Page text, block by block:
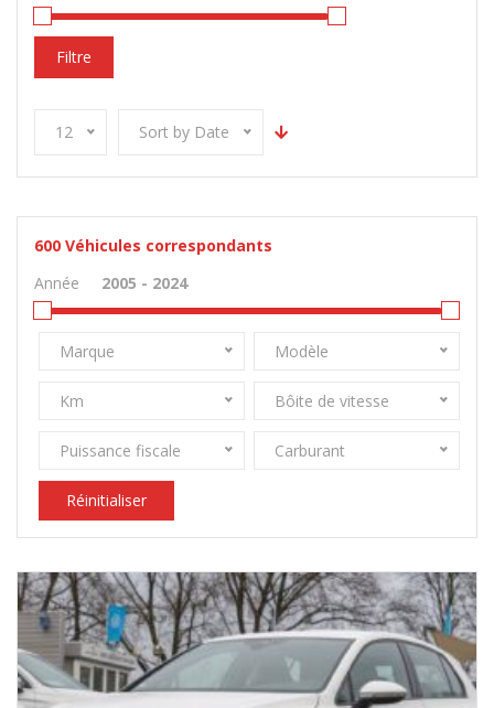
Filtre
12 Sort by Date
600 Véhicules correspondants
Année
Marque Modèle
Km Bôite de vitesse
Puissance fiscale Carburant
Réinitialiser